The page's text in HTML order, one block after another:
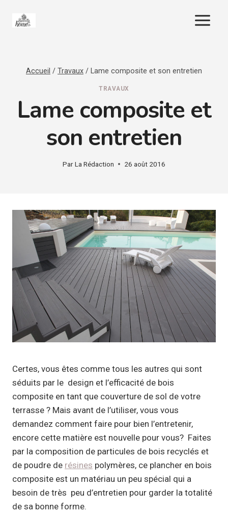
Accueil / Travaux / Lame composite et son entretien
TRAVAUX
Lame composite et
son entretien
ParLa Rédaction 26 août 2016
Certes, vous êtes comme tous les autres qui sont
séduits par le design et l’efficacité de bois
composite en tant que couverture de sol de votre
terrasse ? Mais avant de l’utiliser, vous vous
demandez comment faire pour bien l’entretenir,
encore cette matière est nouvelle pour vous? Faites
par la composition de particules de bois recyclés et
de poudre de résines polymères, ce plancher en bois
composite est un matériau un peu spécial qui a
besoin de très peu d’entretien pour garder la totalité
de sa bonne forme.